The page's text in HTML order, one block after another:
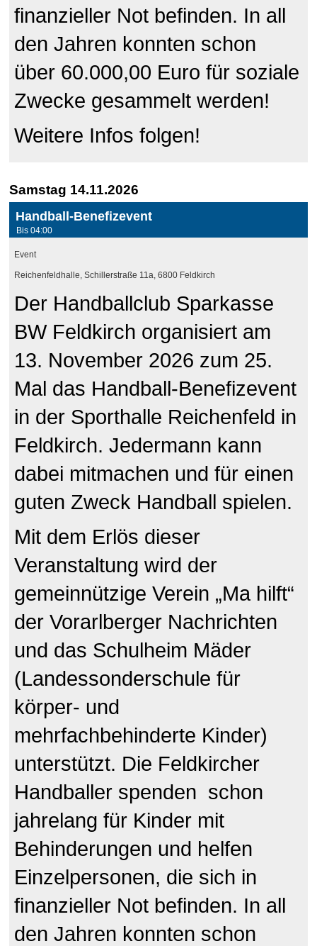
finanzieller Not befinden. In all
den Jahren konnten schon
über 60.000,00 Euro für soziale
Zwecke gesammelt werden!
Weitere Infos folgen!
Samstag 14.11.2026
Handball-Benefizevent
Bis 04:00
Event
Reichenfeldhalle, Schillerstraße 11a, 6800 Feldkirch
Der Handballclub Sparkasse
BW Feldkirch organisiert am
13. November 2026 zum 25.
Mal das Handball-Benefizevent
in der Sporthalle Reichenfeld in
Feldkirch. Jedermann kann
dabei mitmachen und für einen
guten Zweck Handball spielen.
Mit dem Erlös dieser
Veranstaltung wird der
gemeinnützige Verein „Ma hilft“
der Vorarlberger Nachrichten
und das Schulheim Mäder
(Landessonderschule für
körper- und
mehrfachbehinderte Kinder)
unterstützt. Die Feldkircher
Handballer spenden schon
jahrelang für Kinder mit
Behinderungen und helfen
Einzelpersonen, die sich in
finanzieller Not befinden. In all
den Jahren konnten schon